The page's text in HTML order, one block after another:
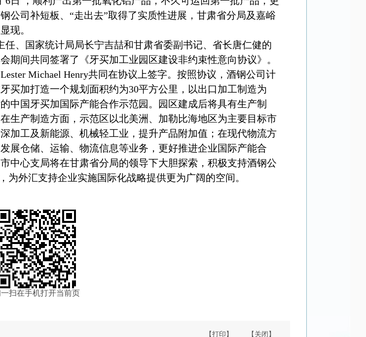
公司补短板、“走出去”取得了实质性进展，甘肃省分局及嘉峪
现。
任、国家统计局局长宁吉喆和甘肃省委副书记、省长唐仁健的
期间共同签署了《牙买加工业园区建设非约束性意向协议》。
Lester Michael Henry共同在协议上签字。按照协议，酒钢公司计
买加打造一个规划面积约为30平方公里，以出口加工制造为
中国牙买加国际产能合作示范园。园区建成后将具有生产制
生产制造方面，示范区以北美洲、加勒比海地区为主要目标市
加工及新能源、机械轻工业，提升产品附加值；在现代物流方
展仓储、运输、物流信息等业务，更好推进企业国际产能合
中心支局将在甘肃省分局的领导下大胆探索，积极支持酒钢公
为外汇支持企业实施国际化战略提供更为广阔的空间。
扫在手机打开当前页
【打印】 【关闭】